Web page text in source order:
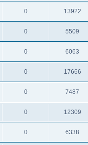
0 13922
0 5509
0 6063
0 17666
0 7487
0 12309
0 6338